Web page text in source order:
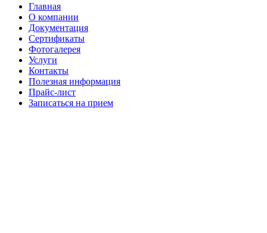
Главная
О компании
Документация
Сертификаты
Фотогалерея
Услуги
Контакты
Полезная информация
Прайс-лист
Записаться на прием